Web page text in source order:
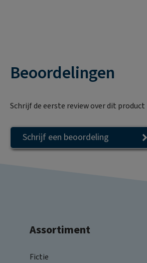
Beoordelingen
Schrijf de eerste review over dit product
Schrijf een beoordeling
Assortiment
Fictie